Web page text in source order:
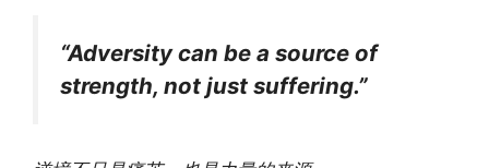
“Adversity can be a source of
strength, not just suffering.”